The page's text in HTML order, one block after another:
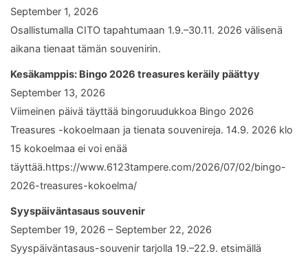
September 1, 2026
Osallistumalla CITO tapahtumaan 1.9.–30.11. 2026 välisenä
aikana tienaat tämän souvenirin.
Kesäkamppis: Bingo 2026 treasures keräily päättyy
September 13, 2026
Viimeinen päivä täyttää bingoruudukkoa Bingo 2026
Treasures -kokoelmaan ja tienata souvenireja. 14.9. 2026 klo
15 kokoelmaa ei voi enää
täyttää.https://www.6123tampere.com/2026/07/02/bingo-
2026-treasures-kokoelma/
Syyspäiväntasaus souvenir
September 19, 2026 – September 22, 2026
Syyspäiväntasaus-souvenir tarjolla 19.–22.9. etsimällä